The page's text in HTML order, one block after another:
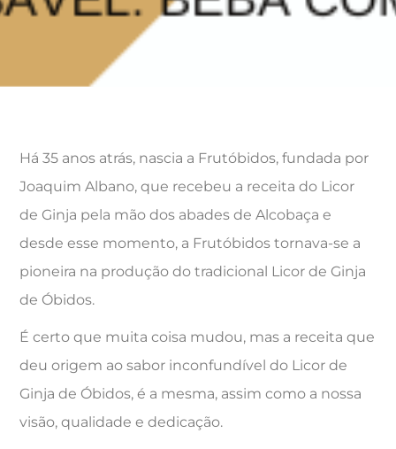
Há 35 anos atrás, nascia a Frutóbidos, fundada por
Joaquim Albano, que recebeu a receita do Licor
de Ginja pela mão dos abades de Alcobaça e
desde esse momento, a Frutóbidos tornava-se a
pioneira na produção do tradicional Licor de Ginja
de Óbidos.
É certo que muita coisa mudou, mas a receita que
deu origem ao sabor inconfundível do Licor de
Ginja de Óbidos, é a mesma, assim como a nossa
visão, qualidade e dedicação.